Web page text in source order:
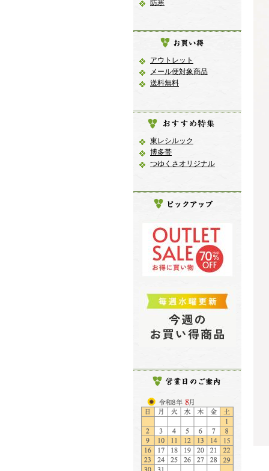
防寒
アウトレット
メール便対象商品
送料無料
東レシルック
博多帯
つゆくさオリジナル